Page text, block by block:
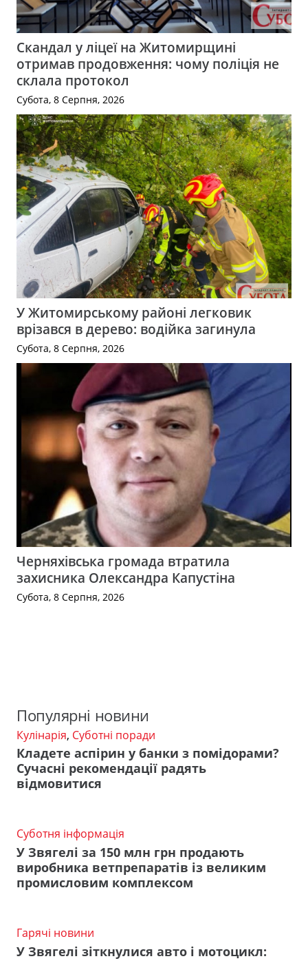
Скандал у ліцеї на Житомирщині
отримав продовження: чому поліція не
склала протокол
Субота, 8 Серпня, 2026
У Житомирському районі легковик
врізався в дерево: водійка загинула
Субота, 8 Серпня, 2026
Черняхівська громада втратила
захисника Олександра Капустіна
Субота, 8 Серпня, 2026
Популярні новини
Кулінарія, Суботні поради
Кладете аспірин у банки з помідорами?
Сучасні рекомендації радять
відмовитися
Суботня інформація
У Звягелі за 150 млн грн продають
виробника ветпрепаратів із великим
промисловим комплексом
Гарячі новини
У Звягелі зіткнулися авто і мотоцикл: